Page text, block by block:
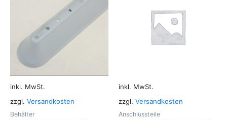
inkl. MwSt.
zzgl. Versandkosten
Behälter
inkl. MwSt.
zzgl. Versandkosten
Anschlussteile